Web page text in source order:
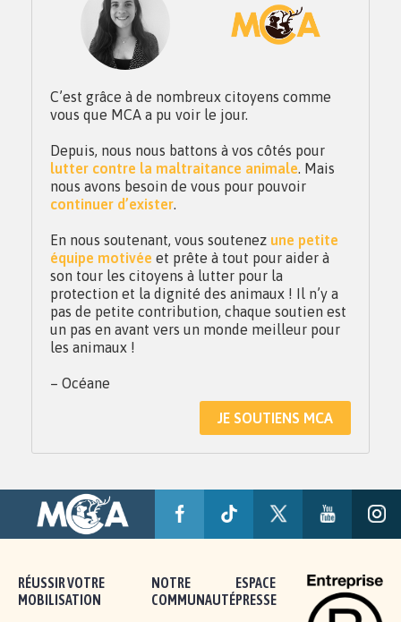
C’est grâce à de nombreux citoyens comme
vous que MCA a pu voir le jour.
Depuis, nous nous battons à vos côtés pour
lutter contre la maltraitance animale. Mais
nous avons besoin de vous pour pouvoir
continuer d’exister.
En nous soutenant, vous soutenez une petite
équipe motivée et prête à tout pour aider à
son tour les citoyens à lutter pour la
protection et la dignité des animaux ! Il n’y a
pas de petite contribution, chaque soutien est
un pas en avant vers un monde meilleur pour
les animaux !
– Océane
JE SOUTIENS MCA
RÉUSSIR VOTRE
MOBILISATION
NOTRE
COMMUNAUTÉ
ESPACE
PRESSE